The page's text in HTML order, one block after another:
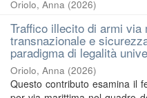
Oriolo, Anna (2026)
Traffico illecito di armi via
transnazionale e
paradigma di legalità
Oriolo, Anna (2026)
Questo contributo esamina il